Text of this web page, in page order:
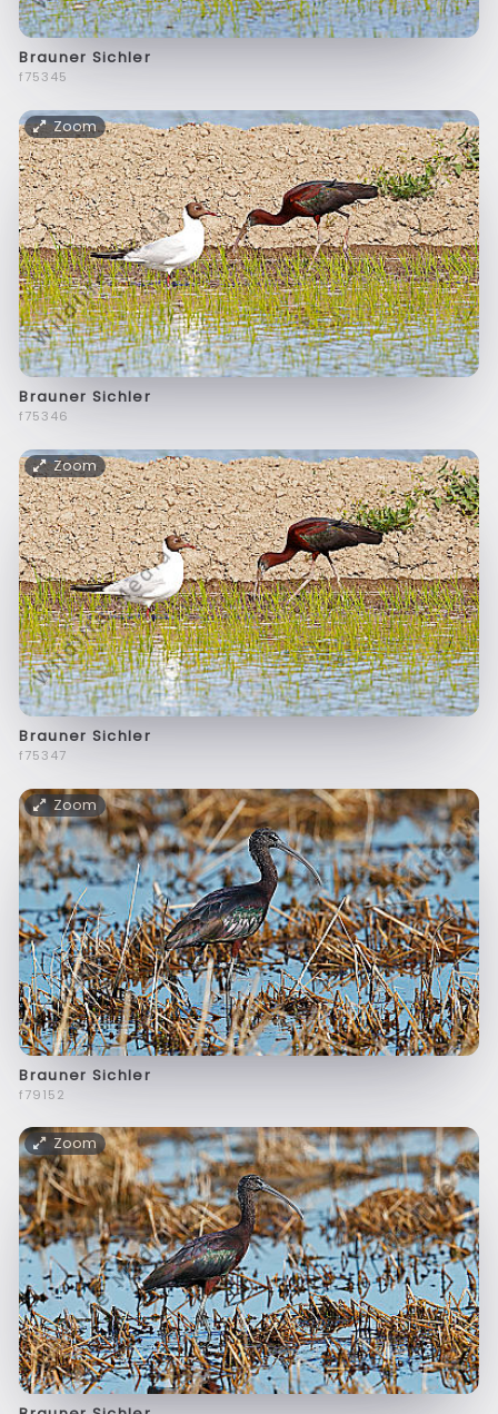
Brauner Sichler
f75345
Zoom
Brauner Sichler
f75346
Zoom
Brauner Sichler
f75347
Zoom
Brauner Sichler
f79152
Zoom